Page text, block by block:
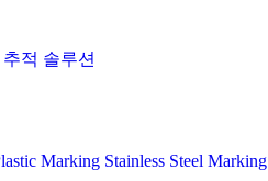
적 솔루션
Marking Stainless Steel Marking